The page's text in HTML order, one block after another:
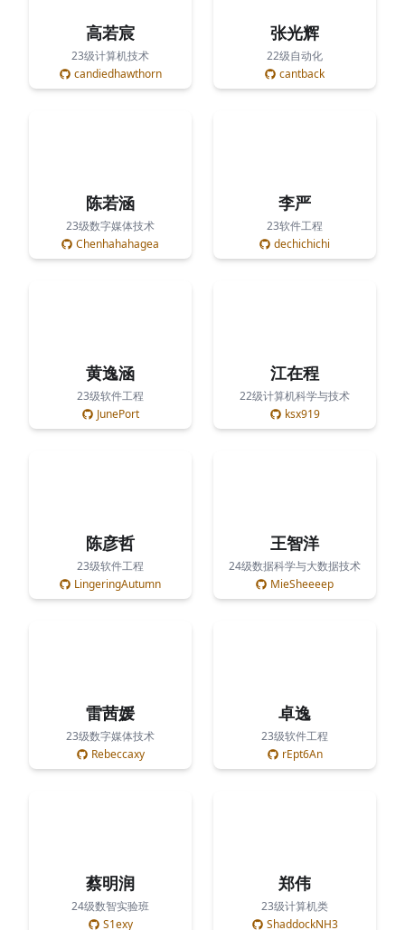
高若宸
23级计算机技术
candiedhawthorn
张光辉
22级自动化
cantback
陈若涵
23级数字媒体技术
Chenhahahagea
李严
23软件工程
dechichichi
黄逸涵
23级软件工程
JunePort
江在程
22级计算机科学与技术
ksx919
陈彦哲
23级软件工程
LingeringAutumn
王智洋
24级数据科学与大数据技术
MieSheeeep
雷茜媛
23级数字媒体技术
Rebeccaxy
卓逸
23级软件工程
rEpt6An
蔡明润
24级数智实验班
S1exy
郑伟
23级计算机类
ShaddockNH3